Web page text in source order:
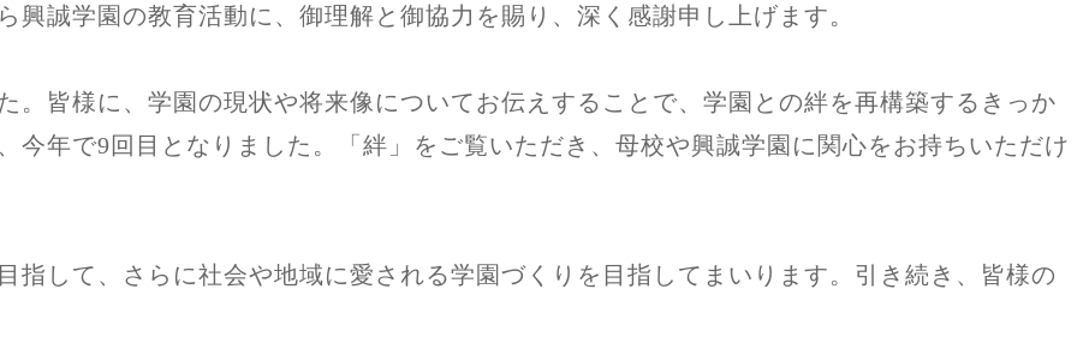
誠学園の教育活動に、御理解と御協力を賜り、深く感謝申し上げます。
。皆様に、学園の現状や将来像についてお伝えすることで、学園との絆を再構築するきっか
今年で9回目となりました。「絆」をご覧いただき、母校や興誠学園に関心をお持ちいただけ
指して、さらに社会や地域に愛される学園づくりを目指してまいります。引き続き、皆様の